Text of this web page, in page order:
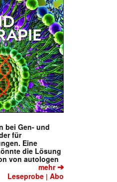
bei Gen- und
für
Eine
die Lösung
von autologen
mehr➔
Leseprobe |Abo